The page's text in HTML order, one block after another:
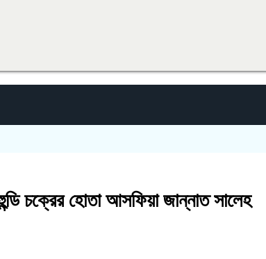
চক্রের হোতা আসফিয়া জান্নাত সালেহ